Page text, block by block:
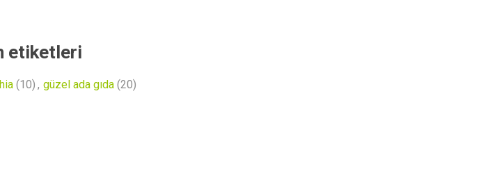
etiketleri
(10) , güzel ada gıda (20)